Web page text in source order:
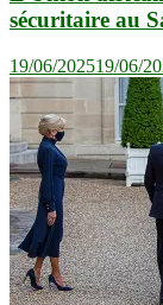
sécuritaire au
19/06/202519/06/